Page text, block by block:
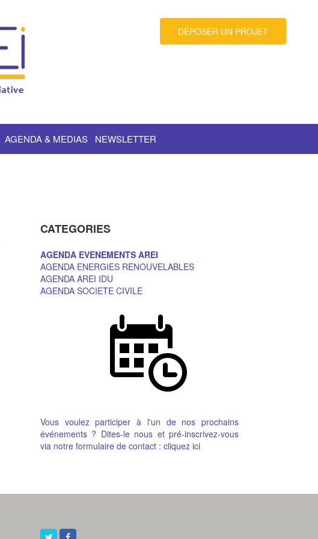
DÉPOSER UN PROJET
AGENDA & MEDIAS NEWSLETTER
CATEGORIES
AGENDA EVENEMENTS AREI
AGENDA ENERGIES RENOUVELABLES
AGENDA AREI IDU
AGENDA SOCIETE CIVILE
Vous voulez participer à l'un de nos prochains
événements ? Dites-le nous et pré-inscrivez-vous
via notre formulaire de contact : cliquez ici